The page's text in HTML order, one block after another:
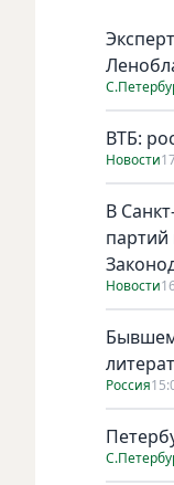
ВТБ:
Новости
В
партий
Новости
Россия